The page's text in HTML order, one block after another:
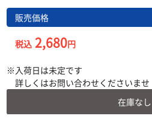
販売価格
税込2,680円
入荷日は未定です
詳しくはお問い合わせくださいませ
在庫なし